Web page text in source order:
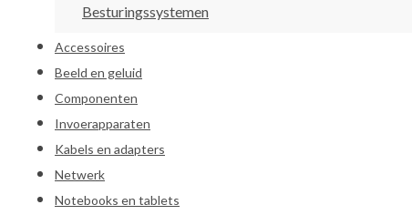
Besturingssystemen
Accessoires
Beeld en geluid
Componenten
Invoerapparaten
Kabels en adapters
Netwerk
Notebooks en tablets